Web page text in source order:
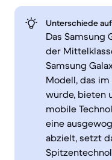
Unterschiede
Das Samsung
der
Samsung
Modell, das
wurde, bieten
mobile
eine
abzielt, setzt